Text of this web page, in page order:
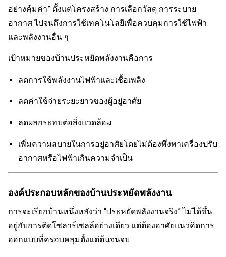
อย่างคุ้มค่า” ตั้งแต่โครงสร้าง การเลือกวัสดุ การระบาย
อากาศ ไปจนถึงการใช้เทคโนโลยีเพื่อควบคุมการใช้ไฟฟ้า
และพลังงานอื่น ๆ
เป้าหมายของบ้านประหยัดพลังงานคือการ
ลดการใช้พลังงานไฟฟ้าและเชื้อเพลิง
ลดค่าใช้จ่ายระยะยาวของผู้อยู่อาศัย
ลดผลกระทบต่อสิ่งแวดล้อม
เพิ่มความสบายในการอยู่อาศัยโดยไม่ต้องพึ่งพาเครื่องปรับ
อากาศหรือไฟฟ้าเกินความจำเป็น
องค์ประกอบหลักของบ้านประหยัดพลังงาน
การจะเรียกบ้านหนึ่งหลังว่า “ประหยัดพลังงานจริง” ไม่ได้ขึ้น
อยู่กับการติดโซลาร์เซลล์อย่างเดียว แต่ต้องอาศัยแนวคิดการ
ออกแบบที่ครอบคลุมตั้งแต่ต้นจนจบ